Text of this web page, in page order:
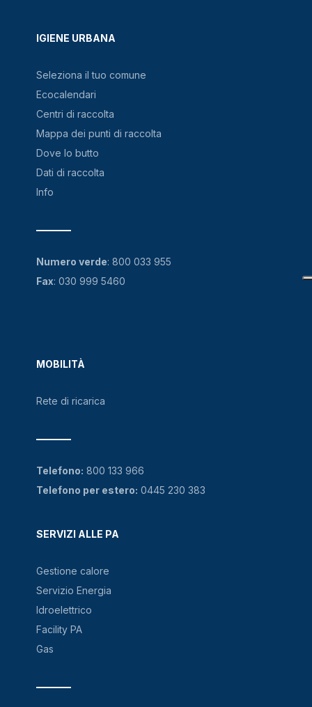
IGIENE URBANA
Seleziona il tuo comune
Ecocalendari
Centri di raccolta
Mappa dei punti di raccolta
Dove lo butto
Dati di raccolta
Info
MOBILITÀ
Rete di ricarica
SERVIZI ALLE PA
Gestione calore
Servizio Energia
Idroelettrico
Facility PA
Gas
Numero verde: 800 033 955
Fax: 030 999 5460
Telefono: 800 133 966
Telefono per estero: 0445 230 383